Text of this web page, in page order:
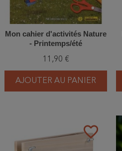
Mon cahier d'activités Nature
- Printemps/été
11,90 €
AJOUTER AU PANIER
favorite_border